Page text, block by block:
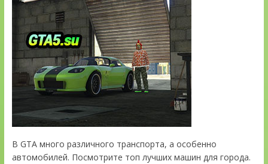
В GTA много различного транспорта, а особенно
автомобилей. Посмотрите топ лучших машин для города.